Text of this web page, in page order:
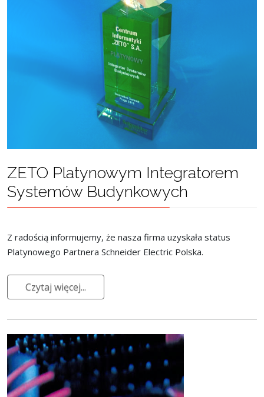
ZETO Platynowym Integratorem
Systemów Budynkowych
Z radością informujemy, że nasza firma uzyskała status
Platynowego Partnera Schneider Electric Polska.
Czytaj więcej...